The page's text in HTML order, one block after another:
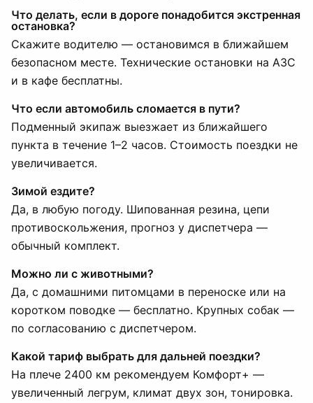
Что делать, если в дороге понадобится экстренная
остановка?
Скажите водителю — остановимся в ближайшем
безопасном месте. Технические остановки на АЗС
и в кафе бесплатны.
Что если автомобиль сломается в пути?
Подменный экипаж выезжает из ближайшего
пункта в течение 1–2 часов. Стоимость поездки не
увеличивается.
Зимой ездите?
Да, в любую погоду. Шипованная резина, цепи
противоскольжения, прогноз у диспетчера —
обычный комплект.
Можно ли с животными?
Да, с домашними питомцами в переноске или на
коротком поводке — бесплатно. Крупных собак —
по согласованию с диспетчером.
Какой тариф выбрать для дальней поездки?
На плече 2400 км рекомендуем Комфорт+ —
увеличенный легрум, климат двух зон, тонировка.